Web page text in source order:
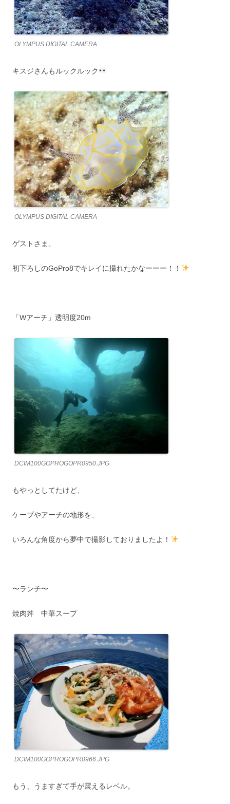
OLYMPUS DIGITAL CAMERA
キスジさんもルックルック
OLYMPUS DIGITAL CAMERA
ゲストさま、
初下ろしのGoPro8でキレイに撮れたかなーーー！！
「Wアーチ」透明度20m
DCIM100GOPROGOPR0950.JPG
もやっとしてたけど、
ケーブやアーチの地形を、
いろんな角度から夢中で撮影しておりましたよ！
〜ランチ〜
焼肉丼 中華スープ
DCIM100GOPROGOPR0966.JPG
もう、うますぎて手が震えるレベル。